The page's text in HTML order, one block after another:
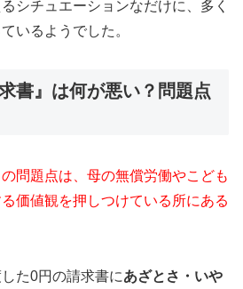
シチュエーションなだけに、多く
いるようでした。
書』は何が悪い？問題点
の問題点は、母の無償労働やこども
価値観を押しつけている所にある
た0円の請求書にあざとさ・いや